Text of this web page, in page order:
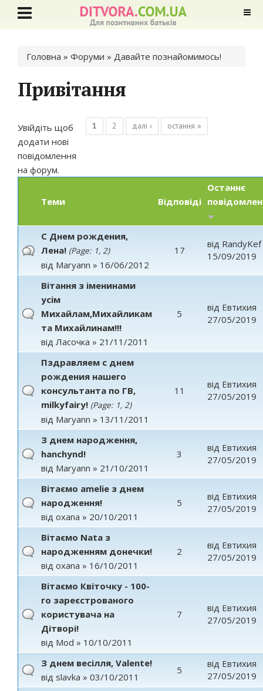
Ви є тут
Головна » Форуми » Давайте познайомимось!
Привітання
Увійдіть щоб
додати нові
повідомлення
на форум.
Сторінки
1 2 далі › остання »
Теми Відповіді
Останнє
С Днем рождения,
Лена! (Page: 1, 2)
від Maryann » 16/06/2012
17
від RandyKef
15/09/2019
Вітання з іменинами
усім
Михайлам,Михайликам
та Михайлинам!!!
від Ласочка » 21/11/2011
5
від Евтихия
27/05/2019
Пздравляем с днем
рождения нашего
консультанта по ГВ,
milkyfairy! (Page: 1, 2)
від Maryann » 13/11/2011
11
від Евтихия
27/05/2019
З днем народження,
hanchynd!
від Maryann » 21/10/2011
3
від Евтихия
27/05/2019
Вітаємо amelie з днем
народження!
від oxana » 20/10/2011
5
від Евтихия
27/05/2019
Вітаємо Nata з
народженням донечки!
від oxana » 16/10/2011
2
від Евтихия
27/05/2019
Вітаємо Квіточку - 100-
го зареєстрованого
користувача на
Дітворі!
від Mod » 10/10/2011
7
від Евтихия
27/05/2019
З днем весілля, Valente!
від slavka » 03/10/2011
5
від Евтихия
27/05/2019